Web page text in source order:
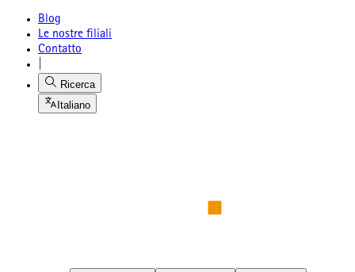
Blog
Le nostre filiali
Contatto
Ricerca
Italiano